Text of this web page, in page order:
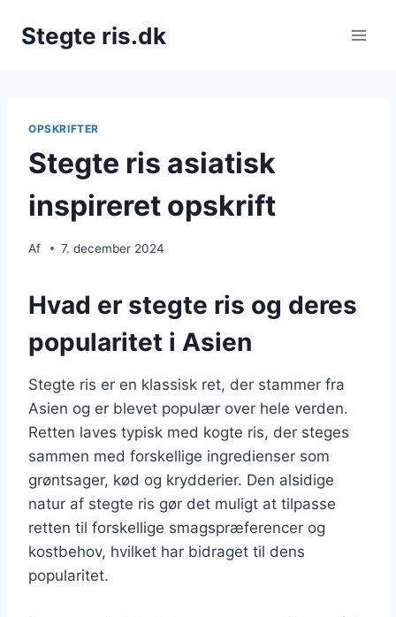
Stegte ris.dk
OPSKRIFTER
Stegte ris asiatisk
inspireret opskrift
Af 7. december 2024
Hvad er stegte ris og deres
popularitet i Asien
Stegte ris er en klassisk ret, der stammer fra
Asien og er blevet populær over hele verden.
Retten laves typisk med kogte ris, der steges
sammen med forskellige ingredienser som
grøntsager, kød og krydderier. Den alsidige
natur af stegte ris gør det muligt at tilpasse
retten til forskellige smagspræferencer og
kostbehov, hvilket har bidraget til dens
popularitet.